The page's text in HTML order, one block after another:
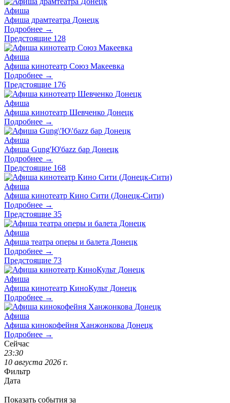
Афиша
Афиша драмтеатра Донецк
Подробнее →
Предстоящие 128
Афиша
Афиша кинотеатр Союз Макеевка
Подробнее →
Предстоящие 176
Афиша
Афиша кинотеатр Шевченко Донецк
Подробнее →
Афиша
Афиша Gung'Ю'баzz бар Донецк
Подробнее →
Предстоящие 168
Афиша
Афиша кинотеатр Кино Сити (Донецк-Сити)
Подробнее →
Предстоящие 35
Афиша
Афиша театра оперы и балета Донецк
Подробнее →
Предстоящие 73
Афиша
Афиша кинотеатр КиноКульт Донецк
Подробнее →
Афиша
Афиша кинокофейня Ханжонкова Донецк
Подробнее →
Сейчас
23:30
10 августа 2026 г.
Фильтр
Дата
Показать события за